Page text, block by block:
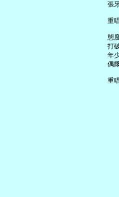
張
重
態
打
年
偶